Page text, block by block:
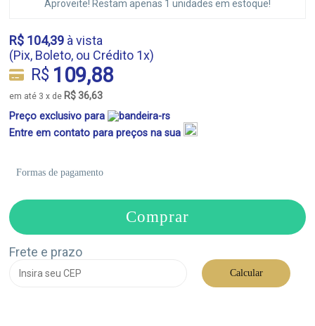
Aproveite! Restam apenas 1 unidades em estoque!
R$ 104,39 à vista
(Pix, Boleto, ou Crédito 1x)
R$ 109,88
em até 3 x de R$ 36,63
Preço exclusivo para
Entre em contato para preços na sua
Formas de pagamento
Comprar
Frete e prazo
Calcular